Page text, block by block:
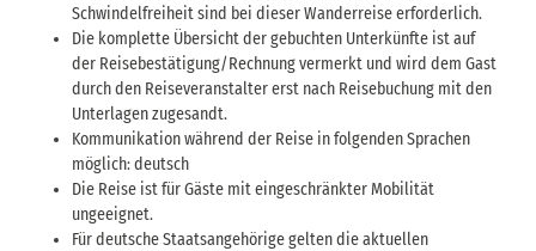
Schwindelfreiheit sind bei dieser Wanderreise erforderlich.
Die komplette Übersicht der gebuchten Unterkünfte ist auf
der Reisebestätigung/Rechnung vermerkt und wird dem Gast
durch den Reiseveranstalter erst nach Reisebuchung mit den
Unterlagen zugesandt.
Kommunikation während der Reise in folgenden Sprachen
möglich: deutsch
Die Reise ist für Gäste mit eingeschränkter Mobilität
ungeeignet.
Für deutsche Staatsangehörige gelten die aktuellen